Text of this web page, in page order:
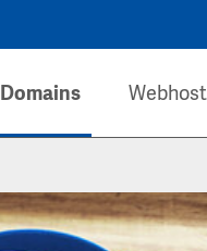
Domains